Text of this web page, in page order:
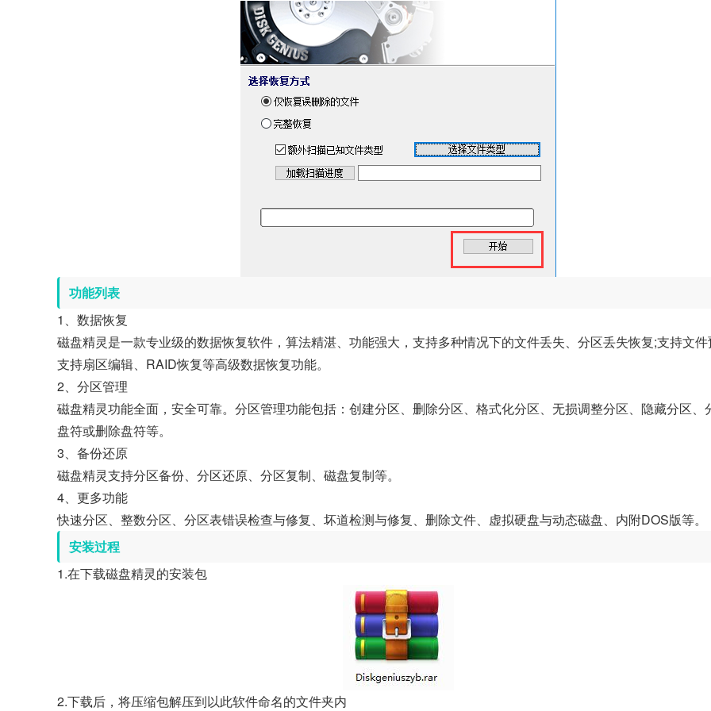
功能列表
1、数据恢复
磁盘精灵是一款专业级的数据恢复软件，算法精湛、功能强大，支持多种情况下的文件丢失、分区丢失恢复;支持文
支持扇区编辑、RAID恢复等高级数据恢复功能。
2、分区管理
磁盘精灵功能全面，安全可靠。分区管理功能包括：创建分区、删除分区、格式化分区、无损调整分区、隐藏分区、
盘符或删除盘符等。
3、备份还原
磁盘精灵支持分区备份、分区还原、分区复制、磁盘复制等。
4、更多功能
快速分区、整数分区、分区表错误检查与修复、坏道检测与修复、删除文件、虚拟硬盘与动态磁盘、内附DOS版等。
安装过程
1.在下载磁盘精灵的安装包
2.下载后，将压缩包解压到以此软件命名的文件夹内